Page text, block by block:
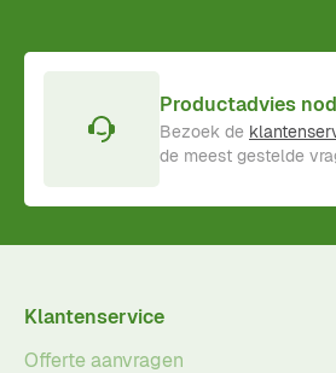
Productadvies
Bezoek de
de meest gestelde
Klantenservice
Offerte aanvragen